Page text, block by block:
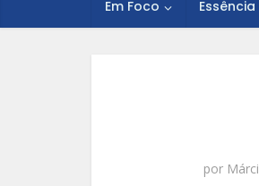
Em Foco Essência
por